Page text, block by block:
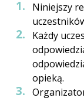
Niniejszy
Każdy
opieką.